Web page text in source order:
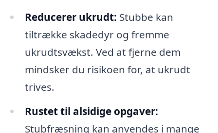
Reducerer ukrudt: Stubbe kan
tiltrække skadedyr og fremme
ukrudtsvækst. Ved at fjerne dem
mindsker du risikoen for, at ukrudt
trives.
Rustet til alsidige opgaver:
Stubfræsning kan anvendes i mange